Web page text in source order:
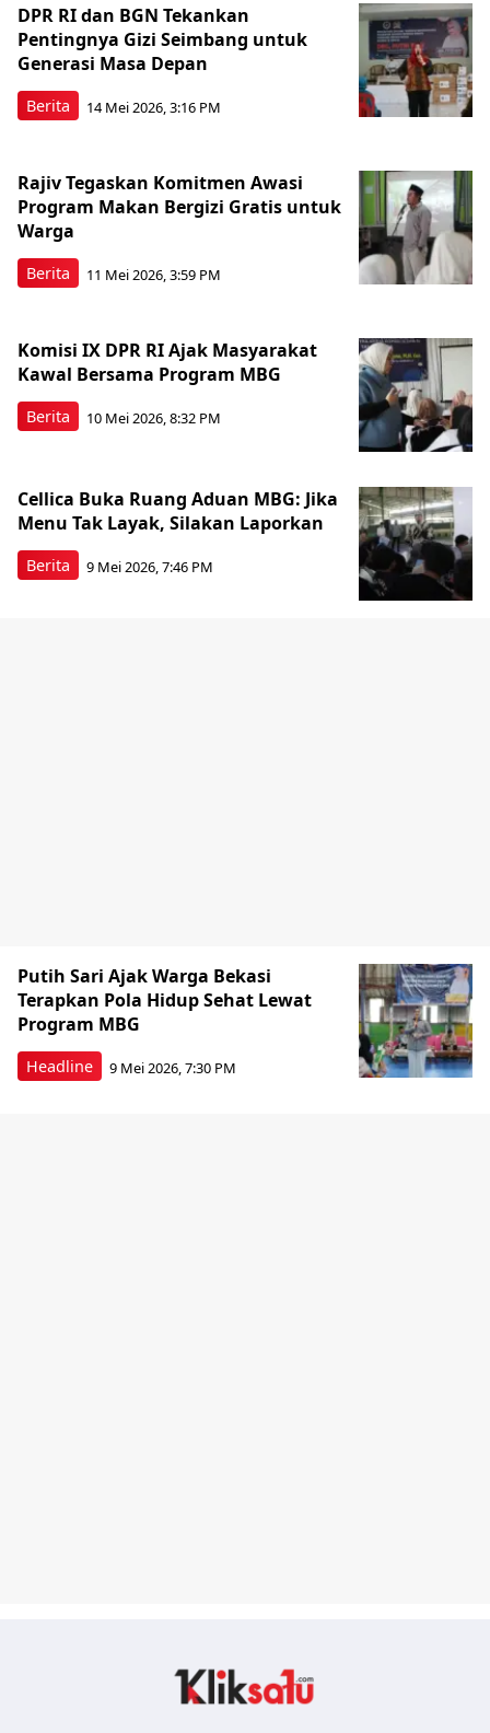
Berita
DPR RI dan BGN Tekankan
Pentingnya Gizi Seimbang untuk
Generasi Masa Depan
14 Mei 2026, 3:16 PM
Berita
Rajiv Tegaskan Komitmen Awasi
Program Makan Bergizi Gratis untuk
Warga
11 Mei 2026, 3:59 PM
Berita
Komisi IX DPR RI Ajak Masyarakat
Kawal Bersama Program MBG
10 Mei 2026, 8:32 PM
Berita
Cellica Buka Ruang Aduan MBG: Jika
Menu Tak Layak, Silakan Laporkan
9 Mei 2026, 7:46 PM
Headline
Putih Sari Ajak Warga Bekasi
Terapkan Pola Hidup Sehat Lewat
Program MBG
9 Mei 2026, 7:30 PM